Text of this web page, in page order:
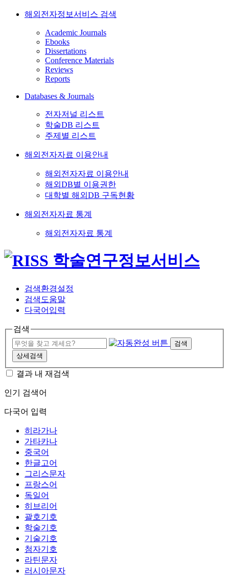
해외전자정보서비스 검색
Academic Journals
Ebooks
Dissertations
Conference Materials
Reviews
Reports
Databases & Journals
전자저널 리스트
학술DB 리스트
주제별 리스트
해외전자자료 이용안내
해외전자자료 이용안내
해외DB별 이용권한
대학별 해외DB 구독현황
해외전자자료 통계
해외전자자료 통계
검색환경설정
검색도움말
다국어입력
검색
검색
상세검색
결과 내 재검색
인기 검색어
다국어 입력
히라가나
가타카나
중국어
한글고어
그리스문자
프랑스어
독일어
히브리어
괄호기호
학술기호
기술기호
첨자기호
라틴문자
러시아문자